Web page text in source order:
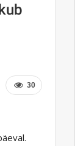
30